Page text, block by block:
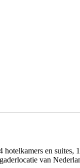
hotelkamers en suites,
van